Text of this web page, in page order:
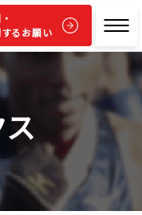
るお願い